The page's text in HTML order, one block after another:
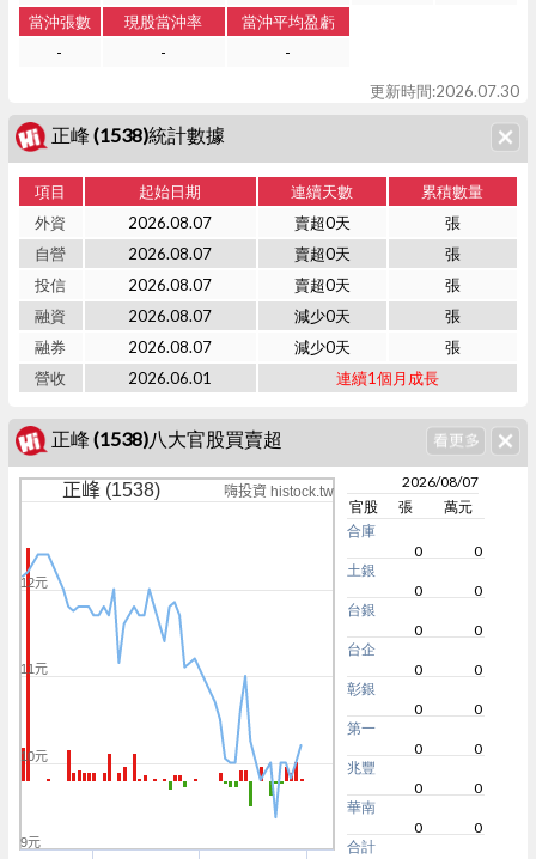
當沖張數 現股當沖率
當沖平均盈虧
-
-
-
更新時間:2026.07.30
正峰 (1538)統計數據
項目 起始日期 連續天數
累積數量
外資
2026.08.07 賣超0天
張
自營
2026.08.07 賣超0天
張
投信
2026.08.07 賣超0天
張
融資
2026.08.07 減少0天
張
融券
2026.08.07 減少0天
張
營收
2026.06.01 連續1個月成長
正峰 (1538)八大官股買賣超
正峰 (1538) 嗨投資 histock.tw
9元
10元
11元
12元
2026/08/07
官股
張
萬元
合庫
0
0
土銀
0
0
台銀
0
0
台企
0
0
彰銀
0
0
第一
0
0
兆豐
0
0
華南
0
0
合計